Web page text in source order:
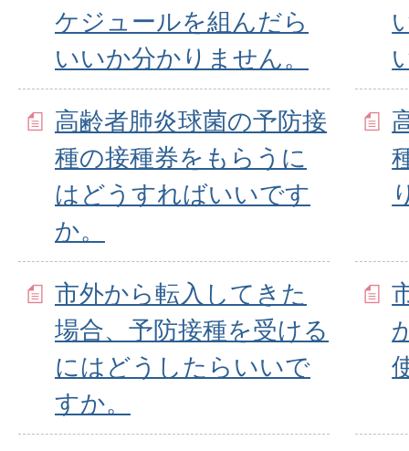
ケジュールを組んだら
いいか分かりません。
高齢者肺炎球菌の予防接
種の接種券をもらうに
はどうすればいいです
か。
市外から転入してきた
場合、予防接種を受ける
にはどうしたらいいで
すか。